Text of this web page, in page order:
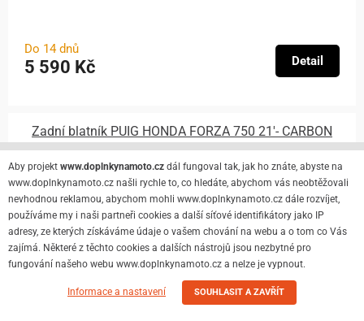
Do 14 dnů
5 590 Kč Detail
Zadní blatník PUIG HONDA FORZA 750 21'- CARBON
Aby projekt www.doplnkynamoto.cz dál fungoval tak, jak ho znáte, abyste na
www.doplnkynamoto.cz našli rychle to, co hledáte, abychom vás neobtěžovali
nevhodnou reklamou, abychom mohli www.doplnkynamoto.cz dále rozvíjet,
používáme my i naši partneři cookies a další síťové identifikátory jako IP
adresy, ze kterých získáváme údaje o vašem chování na webu a o tom co Vás
zajímá. Některé z těchto cookies a dalších nástrojů jsou nezbytné pro
fungování našeho webu www.doplnkynamoto.cz a nelze je vypnout.
Informace a nastavení SOUHLASIT A ZAVŘÍT